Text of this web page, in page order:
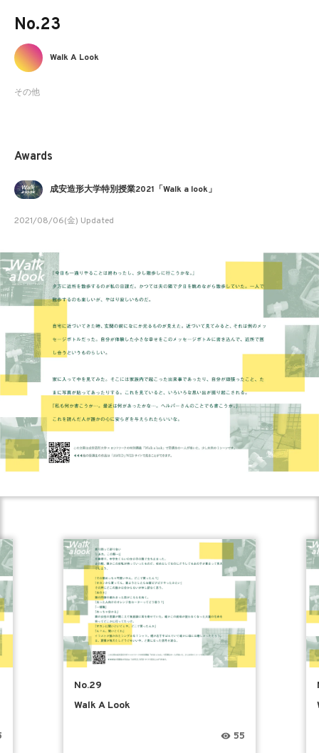
No.23
その他
Walk A Look
Awards
成安造形大学特別授業2021「Walk a look」
2021/08/06(金) Updated
No.29
Walk A Look
55